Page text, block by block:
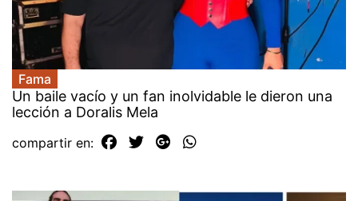
Fama
Un baile vacío y un fan inolvidable le dieron una
lección a Doralis Mela
compartir en: